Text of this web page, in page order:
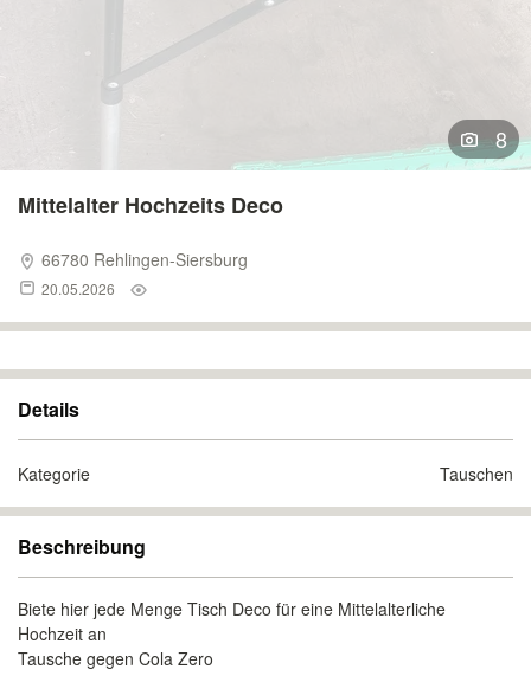
8
Mittelalter Hochzeits Deco
66780 Rehlingen-Siersburg
20.05.2026
Details
Kategorie Tauschen
Beschreibung
Biete hier jede Menge Tisch Deco für eine Mittelalterliche
Hochzeit an
Tausche gegen Cola Zero